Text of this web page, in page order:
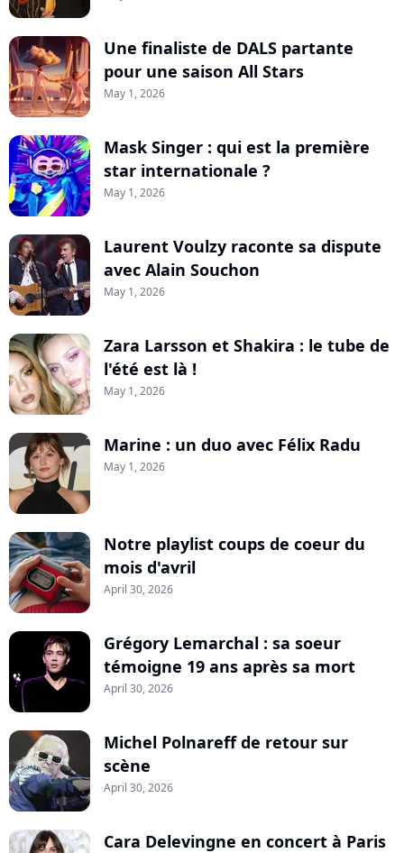
Une finaliste de DALS partante
pour une saison All Stars
May 1, 2026
Mask Singer : qui est la première
star internationale ?
May 1, 2026
Laurent Voulzy raconte sa dispute
avec Alain Souchon
May 1, 2026
Zara Larsson et Shakira : le tube de
l'été est là !
May 1, 2026
Marine : un duo avec Félix Radu
May 1, 2026
Notre playlist coups de coeur du
mois d'avril
April 30, 2026
Grégory Lemarchal : sa soeur
témoigne 19 ans après sa mort
April 30, 2026
Michel Polnareff de retour sur
scène
April 30, 2026
Cara Delevingne en concert à Paris